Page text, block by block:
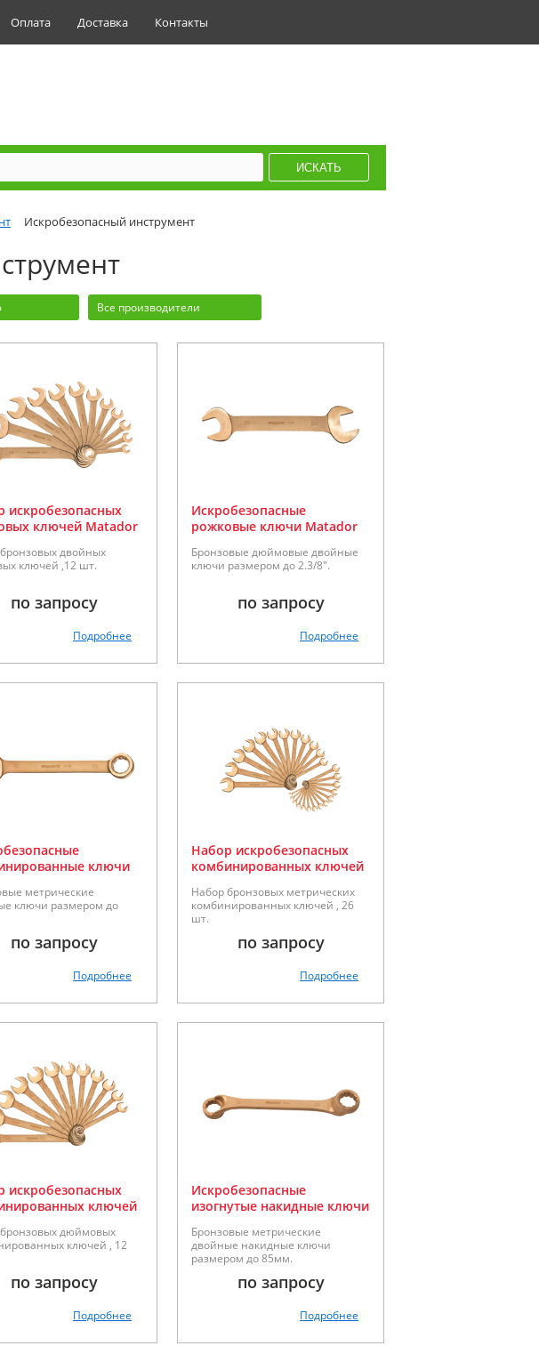
Оплата Доставка Контакты
Искробезопасный инструмент
Все производители
искробезопасных
ключей Matador
двойных
ключей ,12 шт.
по запросу
Подробнее
Искробезопасные
рожковые ключи Matador
Бронзовые дюймовые двойные
ключи размером до 2.3/8".
по запросу
Подробнее
ключи
метрические
ключи размером до
по запросу
Подробнее
Набор искробезопасных
комбинированных ключей
70185
Набор бронзовых метрических
комбинированных ключей , 26
шт.
по запросу
Подробнее
искробезопасных
ключей
дюймовых
ключей , 12
по запросу
Подробнее
Искробезопасные
изогнутые накидные ключи
Бронзовые метрические
двойные накидные ключи
размером до 85мм.
по запросу
Подробнее